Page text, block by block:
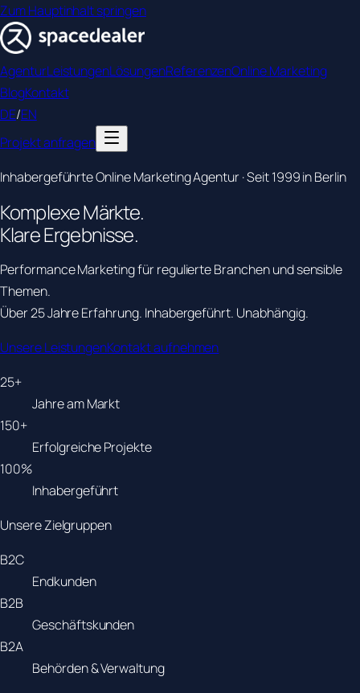
Zum Hauptinhalt springen
AgenturLeistungenLösungenReferenzenOnline Marketing
BlogKontakt
DE/EN
Projekt anfragen
Inhabergeführte Online Marketing Agentur · Seit 1999 in Berlin
KomplexeMärkte.
KlareErgebnisse.
Performance Marketing für regulierte Branchen und sensible
Themen.
Über 25 Jahre Erfahrung. Inhabergeführt. Unabhängig.
Unsere LeistungenKontakt aufnehmen
25+
Jahre am Markt
150+
Erfolgreiche Projekte
100%
Inhabergeführt
Unsere Zielgruppen
B2C
Endkunden
B2B
Geschäftskunden
B2A
Behörden & Verwaltung